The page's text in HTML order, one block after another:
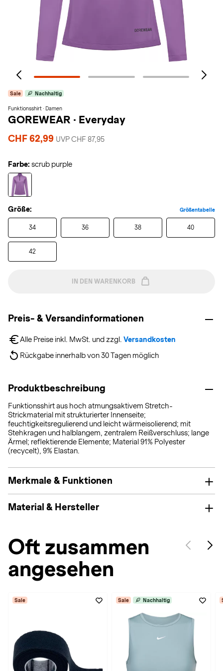
Sale Nachhaltig
Funktionsshirt · Damen
GOREWEAR · Everyday
CHF 62,99 UVP CHF 87,95
Farbe: scrub purple
Größe: Größentabelle
34 36 38 40
42
IN DEN WARENKORB
Preis- & Versandinformationen
Alle Preise inkl. MwSt. und zzgl. Versandkosten
Rückgabe innerhalb von 30 Tagen möglich
Produktbeschreibung
Funktionsshirt aus hoch atmungsaktivem Stretch-
Strickmaterial mit strukturierter Innenseite;
feuchtigkeitsregulierend und leicht wärmeisolierend; mit
Stehkragen und halblangem, zentralem Reißverschluss; lange
Ärmel; reflektierende Elemente; Material 91% Polyester
(recycelt), 9% Elastan.
Merkmale & Funktionen
Material & Hersteller
Oft zusammen
angesehen
Sale Sale Nachhaltig